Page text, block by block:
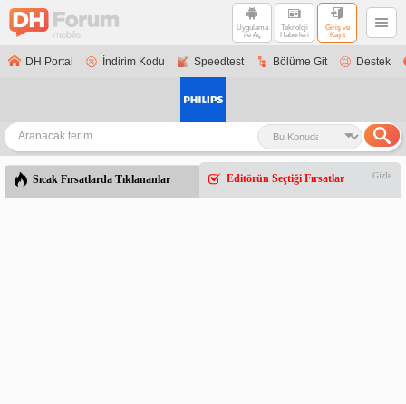
Uygulama
ile Aç
Teknoloji
Haberleri
Giriş ve
Kayıt
DH Portal İndirim Kodu Speedtest Bölüme Git Destek
Sıcak Fırsatlarda Tıklananlar Editörün Seçtiği Fırsatlar Gizle